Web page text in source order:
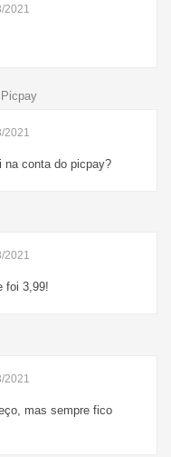
2021
2021
na conta do picpay?
2021
foi 3,99!
2021
mas sempre fico